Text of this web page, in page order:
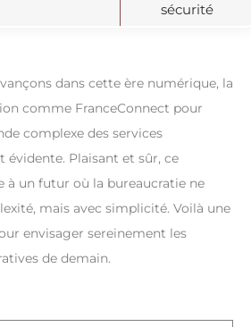
sécurité
dans cette ère numérique, la
comme FranceConnect pour
complexe des services
Plaisant et sûr, ce
à un futur où la bureaucratie ne
mais avec simplicité. Voilà une
envisager sereinement les
de demain.